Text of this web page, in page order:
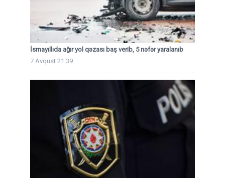
İsmayıllıda ağır yol qəzası baş verib, 5 nəfər yaralanıb
7 Avqust 21:39